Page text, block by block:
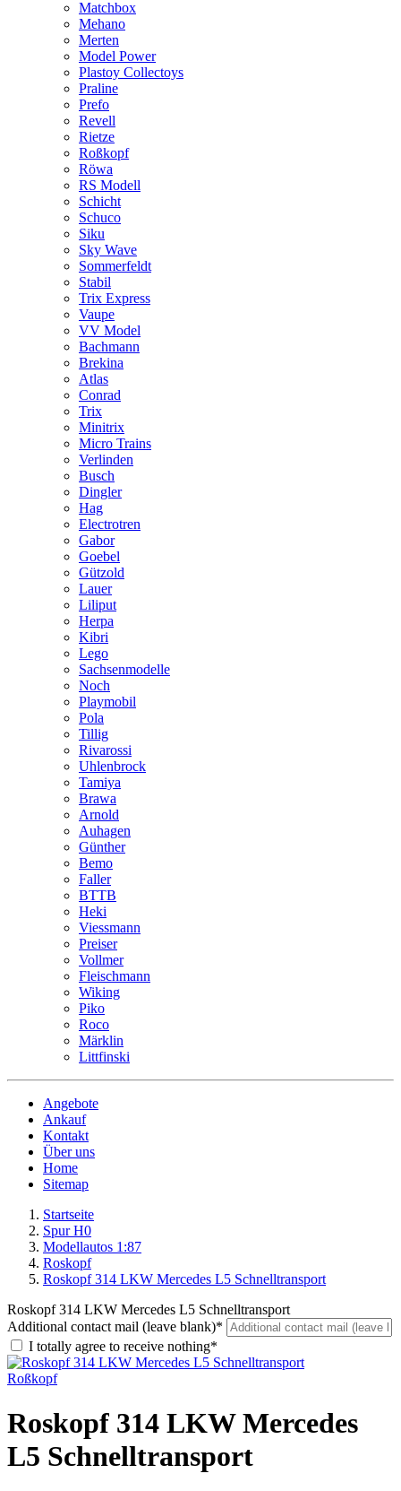
Matchbox
Mehano
Merten
Model Power
Plastoy Collectoys
Praline
Prefo
Revell
Rietze
Roßkopf
Röwa
RS Modell
Schicht
Schuco
Siku
Sky Wave
Sommerfeldt
Stabil
Trix Express
Vaupe
VV Model
Bachmann
Brekina
Atlas
Conrad
Trix
Minitrix
Micro Trains
Verlinden
Busch
Dingler
Hag
Electrotren
Gabor
Goebel
Gützold
Lauer
Liliput
Herpa
Kibri
Lego
Sachsenmodelle
Noch
Playmobil
Pola
Tillig
Rivarossi
Uhlenbrock
Tamiya
Brawa
Arnold
Auhagen
Günther
Bemo
Faller
BTTB
Heki
Viessmann
Preiser
Vollmer
Fleischmann
Wiking
Piko
Roco
Märklin
Littfinski
Angebote
Ankauf
Kontakt
Über uns
Home
Sitemap
Startseite
Spur H0
Modellautos 1:87
Roskopf
Roskopf 314 LKW Mercedes L5 Schnelltransport
Roskopf 314 LKW Mercedes L5 Schnelltransport
Additional contact mail (leave blank)*
I totally agree to receive nothing*
Roßkopf
Roskopf 314 LKW Mercedes
L5 Schnelltransport